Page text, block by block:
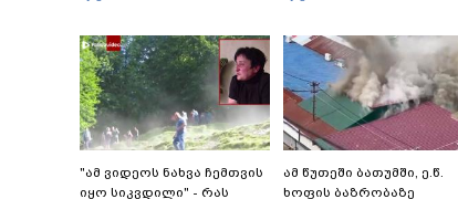
"ამ ვიდეოს ნახვა ჩემთვის
იყო სიკვდილი" - რას
ამ წუთეში ბათუმში, ე.წ.
ხოფის ბაზრობაზე